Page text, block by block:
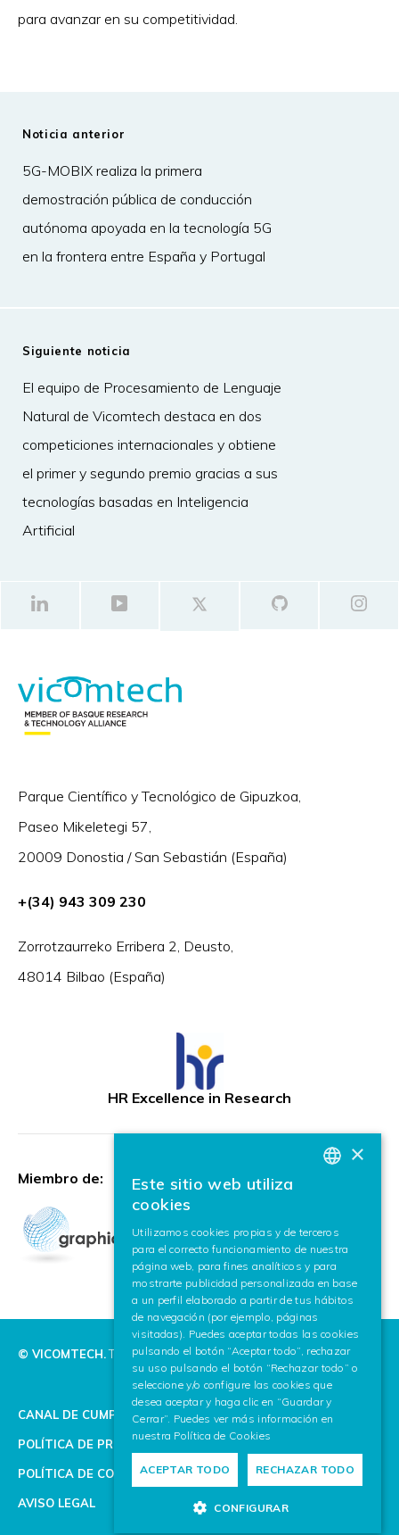
para avanzar en su competitividad.
Noticia anterior
5G-MOBIX realiza la primera
demostración pública de conducción
autónoma apoyada en la tecnología 5G
en la frontera entre España y Portugal
Siguiente noticia
El equipo de Procesamiento de Lenguaje
Natural de Vicomtech destaca en dos
competiciones internacionales y obtiene
el primer y segundo premio gracias a sus
tecnologías basadas en Inteligencia
Artificial
Parque Científico y Tecnológico de Gipuzkoa,
Paseo Mikeletegi 57,
20009 Donostia / San Sebastián (España)
+(34) 943 309 230
Zorrotzaurreko Erribera 2, Deusto,
48014 Bilbao (España)
HR Excellence in Research
Miembro de:
© VICOMTECH.Todos los derechos reservados.
CANAL DE CUMPLIMIENTO
POLÍTICA DE PRIVACIDAD
POLÍTICA DE COOKIES
AVISO LEGAL
ENGLISH
×
Este sitio web utiliza
cookies
Utilizamos cookies propias y de terceros
para el correcto funcionamiento de nuestra
página web, para fines analíticos y para
mostrarte publicidad personalizada en base
a un perfil elaborado a partir de tus hábitos
de navegación (por ejemplo, páginas
visitadas). Puedes aceptar todas las cookies
pulsando el botón “Aceptar todo”, rechazar
su uso pulsando el botón “Rechazar todo” o
seleccione y/o configure las cookies que
desea aceptar y haga clic en “Guardar y
Cerrar”. Puedes ver más información en
nuestra Política de Cookies
ACEPTAR TODO RECHAZAR TODO
CONFIGURAR